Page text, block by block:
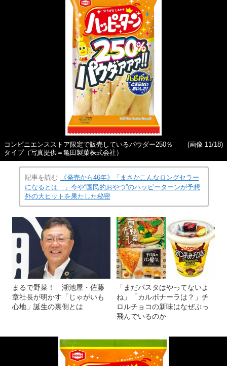
コンビニエンスストア限定で販売しているパウダー250％
タイプ（写真提供＝亀田製菓株式会社）
(画像 11/18)
記事を読む
《発売から46年》「まさかこんなロングセラー
になるとは…」今や“国民的おやつ”のハッピーターンが予想
外の大ヒットを果たした秘密
まるで野菜！ 湖池屋・佐藤
章社長が明かす「じゃがいも
心地」誕生の裏側とは
「まだパスタはやってないよ
ね」「カルボナーラは？」チ
ロルチョコの新味はなぜぶっ
飛んでいるのか